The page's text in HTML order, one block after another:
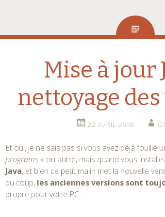
Mise à jour
nettoyage
22 AVRIL 2008
Et oui, je ne sais pas si vous avez déjà fouillé
programs » ou autre, mais quand vous
Java, et bien ce petit malin met la nouvelle
du coup, les anciennes versions sont
propre pour votre PC…